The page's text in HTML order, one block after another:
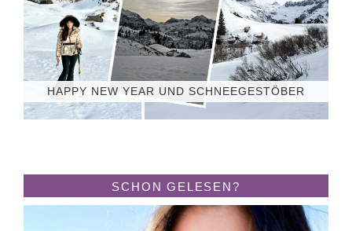
HAPPY NEW YEAR UND SCHNEEGESTÖBER
SCHON GELESEN?